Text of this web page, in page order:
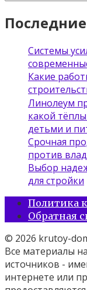
Системы
Какие
Линолеум
какой
детьми и
Срочная
против
Выбор
для стройки
Политика
Обратная
© 2026 krutoy-
Все материалы
источников -
интернете или